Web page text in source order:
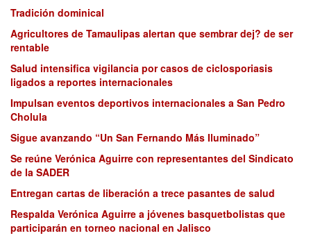
Tradición dominical
Agricultores de Tamaulipas alertan que sembrar dej? de ser
rentable
Salud intensifica vigilancia por casos de ciclosporiasis
ligados a reportes internacionales
Impulsan eventos deportivos internacionales a San Pedro
Cholula
Sigue avanzando “Un San Fernando Más Iluminado”
Se reúne Verónica Aguirre con representantes del Sindicato
de la SADER
Entregan cartas de liberación a trece pasantes de salud
Respalda Verónica Aguirre a jóvenes basquetbolistas que
participarán en torneo nacional en Jalisco